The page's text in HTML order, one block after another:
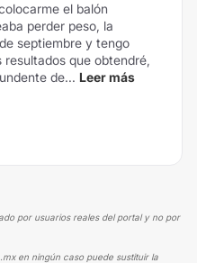
el balón
perder peso, la
septiembre y tengo
que obtendré,
de... Leer más
por usuarios reales del portal y no por
en ningún caso puede sustituir la